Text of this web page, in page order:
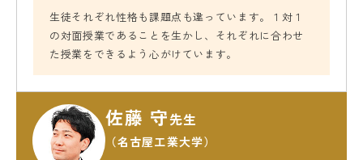
生徒それぞれ性格も課題点も違っています。１対１
の対面授業であることを生かし、それぞれに合わせ
た授業をできるよう心がけています。
佐藤 守先生
（名古屋工業大学）